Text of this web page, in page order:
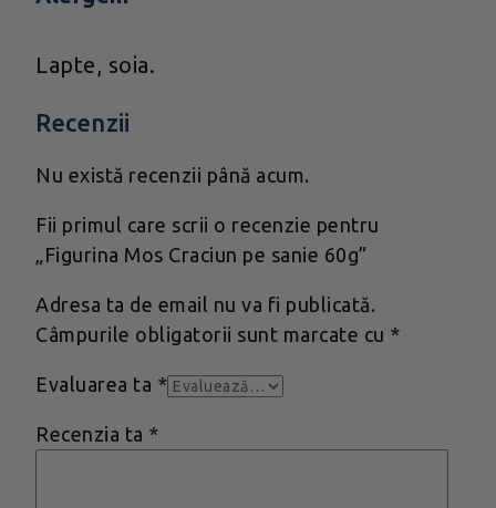
Lapte, soia.
Recenzii
Nu există recenzii până acum.
Fii primul care scrii o recenzie pentru
„Figurina Mos Craciun pe sanie 60g”
Adresa ta de email nu va fi publicată.
Câmpurile obligatorii sunt marcate cu *
Evaluarea ta *
Recenzia ta *